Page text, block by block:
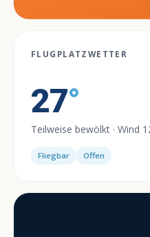
FLUGPLATZWETTER
27°
Teilweise bewölkt · Wind
Fliegbar Offen